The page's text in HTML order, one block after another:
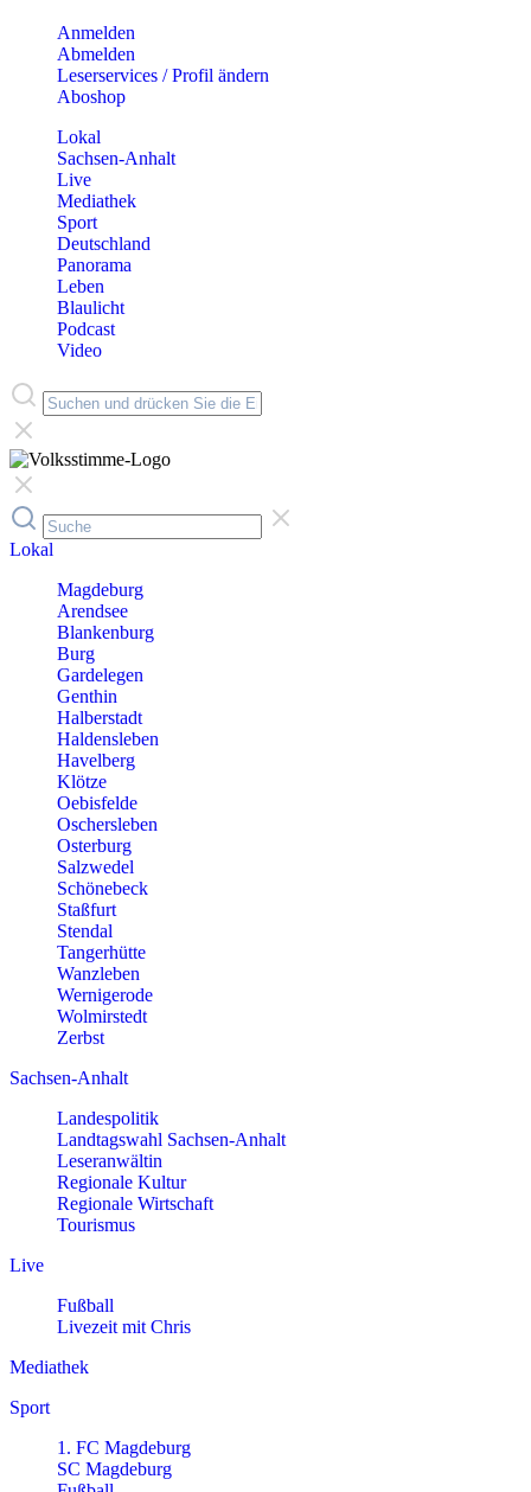
Anmelden
Abmelden
Leserservices / Profil ändern
Aboshop
Lokal
Sachsen-Anhalt
Live
Mediathek
Sport
Deutschland
Panorama
Leben
Blaulicht
Podcast
Video
Lokal
Magdeburg
Arendsee
Blankenburg
Burg
Gardelegen
Genthin
Halberstadt
Haldensleben
Havelberg
Klötze
Oebisfelde
Oschersleben
Osterburg
Salzwedel
Schönebeck
Staßfurt
Stendal
Tangerhütte
Wanzleben
Wernigerode
Wolmirstedt
Zerbst
Sachsen-Anhalt
Landespolitik
Landtagswahl Sachsen-Anhalt
Leseranwältin
Regionale Kultur
Regionale Wirtschaft
Tourismus
Live
Fußball
Livezeit mit Chris
Mediathek
Sport
1. FC Magdeburg
SC Magdeburg